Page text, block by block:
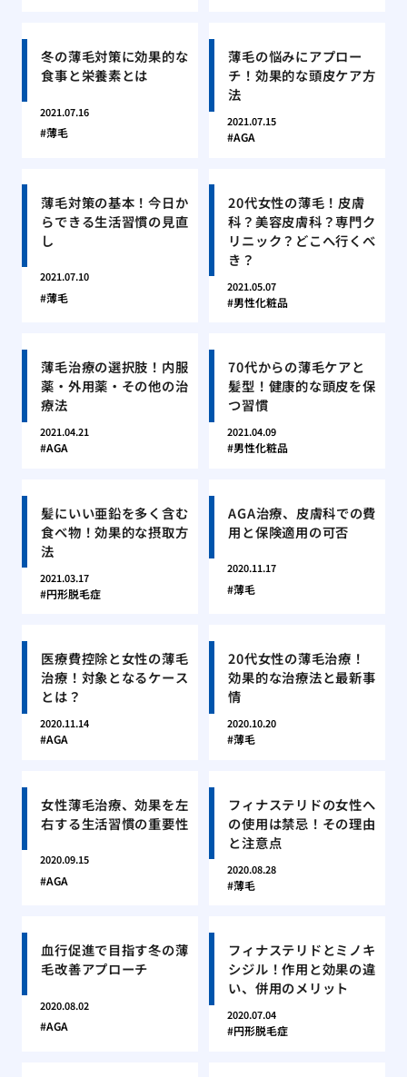
冬の薄毛対策に効果的な
食事と栄養素とは
2021.07.16
薄毛
薄毛の悩みにアプロー
チ！効果的な頭皮ケア方
法
2021.07.15
AGA
薄毛対策の基本！今日か
らできる生活習慣の見直
し
2021.07.10
薄毛
20代女性の薄毛！皮膚
科？美容皮膚科？専門ク
リニック？どこへ行くべ
き？
2021.05.07
男性化粧品
薄毛治療の選択肢！内服
薬・外用薬・その他の治
療法
2021.04.21
AGA
70代からの薄毛ケアと
髪型！健康的な頭皮を保
つ習慣
2021.04.09
男性化粧品
髪にいい亜鉛を多く含む
食べ物！効果的な摂取方
法
2021.03.17
円形脱毛症
AGA治療、皮膚科での費
用と保険適用の可否
2020.11.17
薄毛
医療費控除と女性の薄毛
治療！対象となるケース
とは？
2020.11.14
AGA
20代女性の薄毛治療！
効果的な治療法と最新事
情
2020.10.20
薄毛
女性薄毛治療、効果を左
右する生活習慣の重要性
2020.09.15
AGA
フィナステリドの女性へ
の使用は禁忌！その理由
と注意点
2020.08.28
薄毛
血行促進で目指す冬の薄
毛改善アプローチ
2020.08.02
AGA
フィナステリドとミノキ
シジル！作用と効果の違
い、併用のメリット
2020.07.04
円形脱毛症